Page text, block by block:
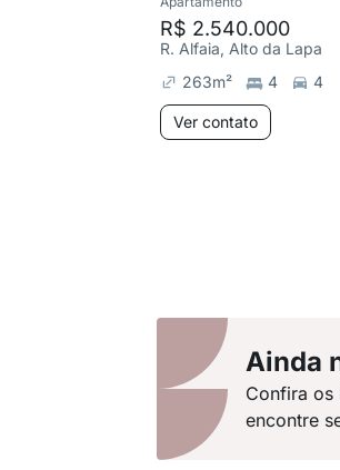
R$ 2.540.000
R. Alfaia, Alto da Lapa
263m² 4 4
Ver contato
Ainda
Confira os
encontre